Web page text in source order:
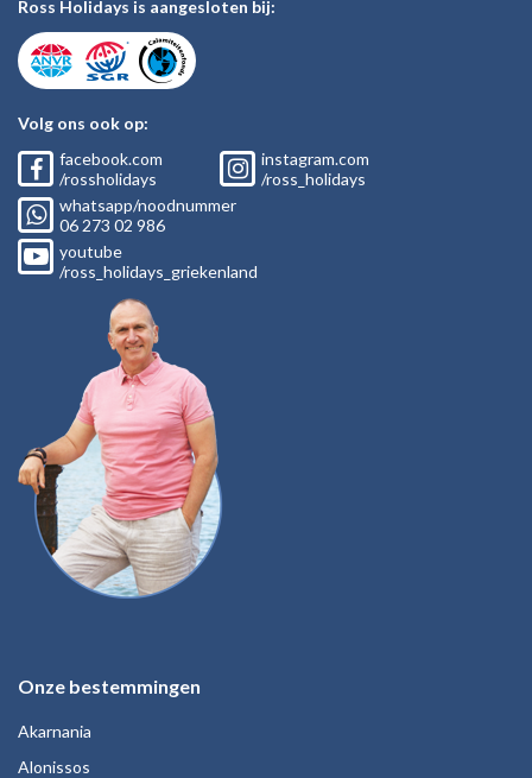
Ross Holidays is aangesloten bij:
Volg ons ook op:
facebook.com
/rossholidays
instagram.com
/ross_holidays
whatsapp/noodnummer
06 273 02 986
youtube
/ross_holidays_griekenland
Onze bestemmingen
Akarnania
Alonissos